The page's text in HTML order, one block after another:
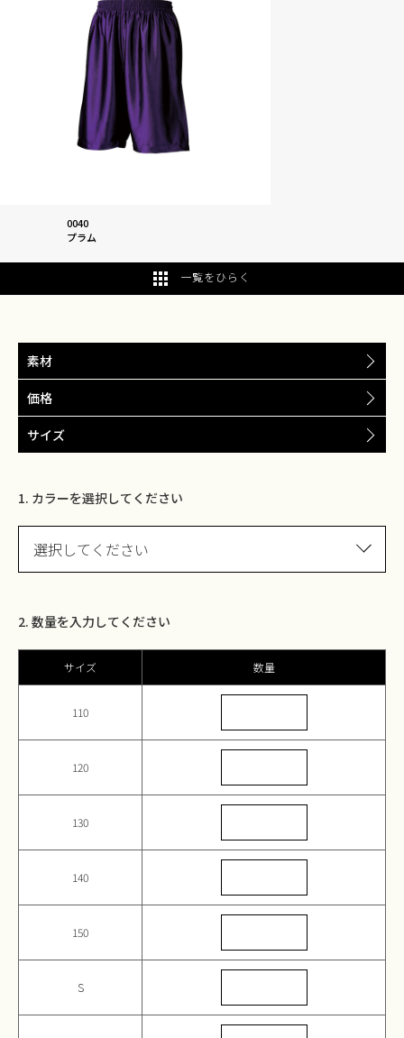
0040
プラム
一覧をひらく
素材
価格
サイズ
1. カラーを選択してください
選択してください
2. 数量を入力してください
サイズ 数量
110
120
130
140
150
S